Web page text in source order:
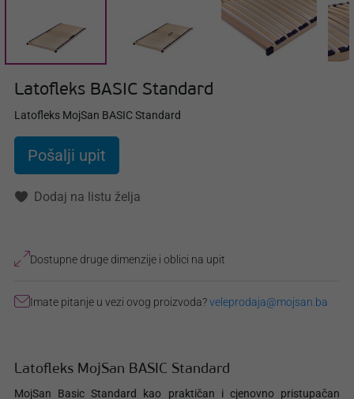
Latofleks BASIC Standard
Latofleks MojSan BASIC Standard
Pošalji upit
Dodaj na listu želja
Dostupne druge dimenzije i oblici na upit
Imate pitanje u vezi ovog proizvoda?veleprodaja@mojsan.ba
Latofleks MojSan BASIC Standard
MojSan Basic Standard kao praktičan i cjenovno pristupačan